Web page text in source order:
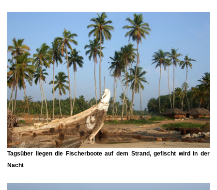
Tagsüber liegen die Fischerboote auf dem Strand, gefischt wird in der
Nacht